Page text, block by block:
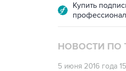
Купить
НОВОСТИ ПО
5 июня 2016 года